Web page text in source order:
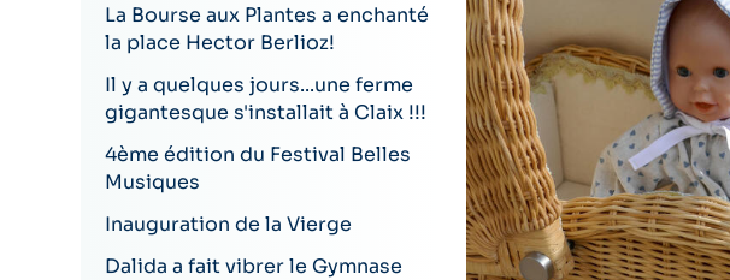
La Bourse aux Plantes a enchanté
la place Hector Berlioz!
Il y a quelques jours...une ferme
gigantesque s'installait à Claix !!!
4ème édition du Festival Belles
Musiques
Inauguration de la Vierge
Dalida a fait vibrer le Gymnase